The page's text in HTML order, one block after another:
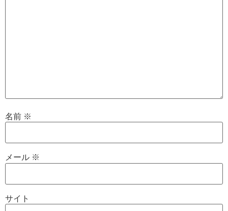
名前 ※
メール ※
サイト